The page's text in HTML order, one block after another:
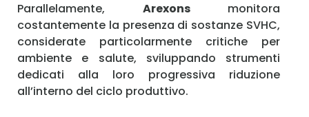
Parallelamente, Arexonsmonitora
costantemente la presenza di sostanze SVHC,
considerate particolarmente critiche per
ambiente e salute, sviluppando strumenti
dedicati alla loro progressiva riduzione
all’interno del ciclo produttivo.